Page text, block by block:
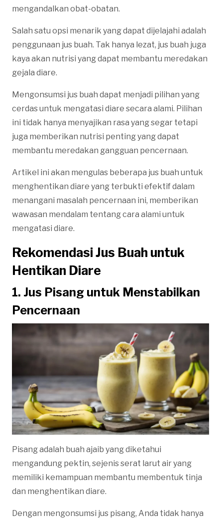
mengandalkan obat-obatan.
Salah satu opsi menarik yang dapat dijelajahi adalah
penggunaan jus buah. Tak hanya lezat, jus buah juga
kaya akan nutrisi yang dapat membantu meredakan
gejala diare.
Mengonsumsi jus buah dapat menjadi pilihan yang
cerdas untuk mengatasi diare secara alami. Pilihan
ini tidak hanya menyajikan rasa yang segar tetapi
juga memberikan nutrisi penting yang dapat
membantu meredakan gangguan pencernaan.
Artikel ini akan mengulas beberapa jus buah untuk
menghentikan diare yang terbukti efektif dalam
menangani masalah pencernaan ini, memberikan
wawasan mendalam tentang cara alami untuk
mengatasi diare.
Rekomendasi Jus Buah untuk
Hentikan Diare
1. Jus Pisang untuk Menstabilkan
Pencernaan
Pisang adalah buah ajaib yang diketahui
mengandung pektin, sejenis serat larut air yang
memiliki kemampuan membantu membentuk tinja
dan menghentikan diare.
Dengan mengonsumsi jus pisang, Anda tidak hanya